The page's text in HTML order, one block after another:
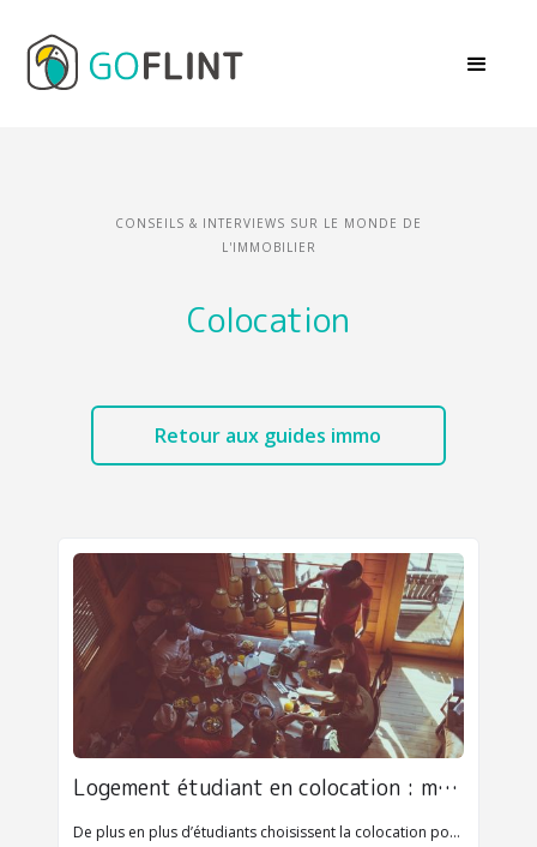
CONSEILS & INTERVIEWS SUR LE MONDE DE
L'IMMOBILIER
Colocation
Retour aux guides immo
Logement étudiant en colocation : mode d’emploi pour éviter les galères
De plus en plus d’étudiants choisissent la colocation pour se loger : loyers partagés, espaces plus grands, ambiance conviviale…